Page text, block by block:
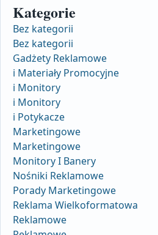
Kategorie
Bez kategorii
Bez kategorii
Gadżety Reklamowe
i Materiały Promocyjne
i Monitory
i Monitory
i Potykacze
Marketingowe
Marketingowe
Monitory I Banery
Nośniki Reklamowe
Porady Marketingowe
Reklama Wielkoformatowa
Reklamowe